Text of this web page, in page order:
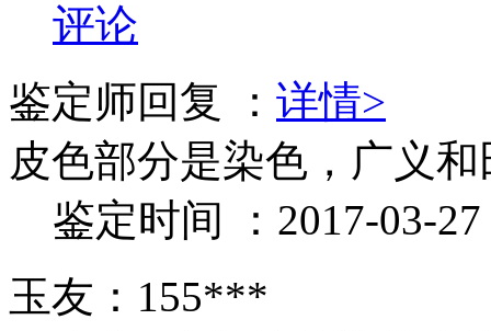
评论
鉴定师回复 ： 详情>
皮色部分是染色，广义和
鉴定时间 ：2017-03-27
玉友：155***